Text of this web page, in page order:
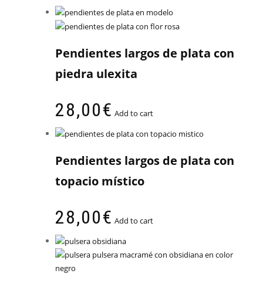
Pendientes largos de plata con
piedra ulexita
28,00€ Add to cart
Pendientes largos de plata con
topacio místico
28,00€ Add to cart